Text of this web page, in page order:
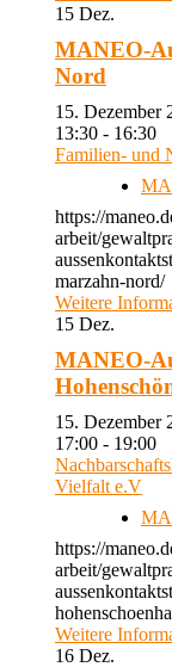
15 Dez.
MANEO-
Nord
15.
13:30 - 16:30
Familien- und
https://
arbeit/
marzahn-nord/
Weitere
15 Dez.
MANEO-
15.
17:00 - 19:00
Vielfalt e.V
https://
arbeit/
Weitere
16 Dez.